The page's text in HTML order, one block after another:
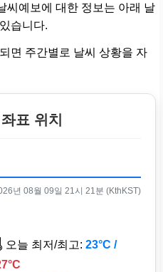
씨예보에 대한 정보는 아래 날
습니다.
면 주간별로 날씨 상황을 자
표 위치
년 08월 09일 21시 21분 (KthKST)
오늘 최저/최고: 23°C /